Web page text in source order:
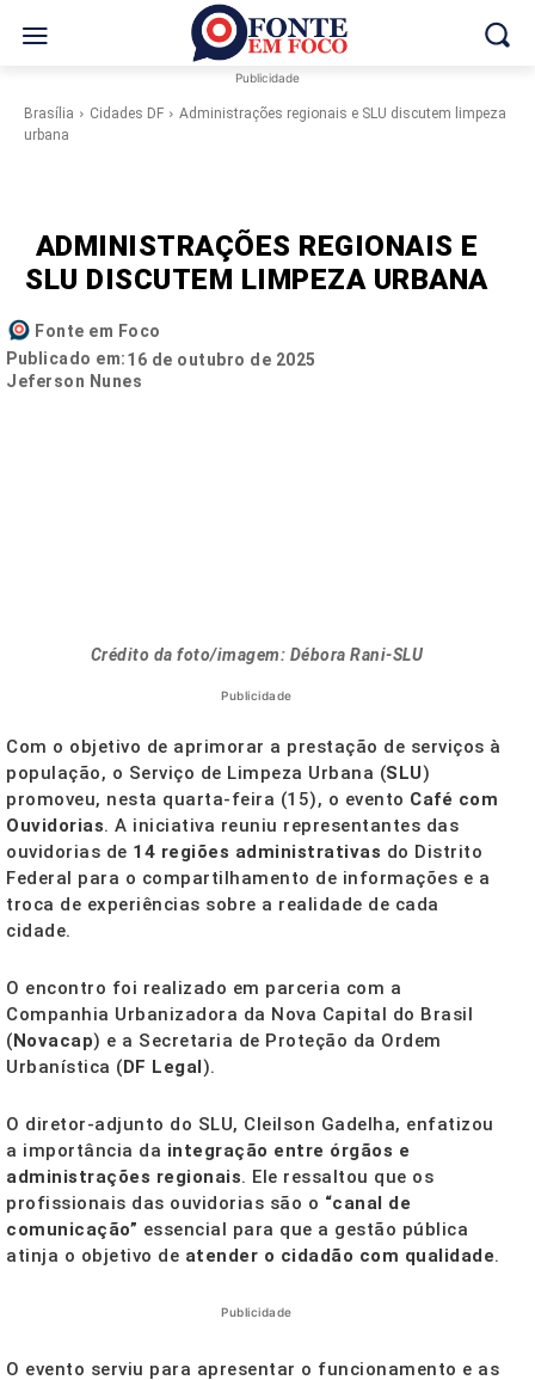
Publicidade
Brasília Cidades DF
Administrações regionais e SLU discutem limpeza
urbana
ADMINISTRAÇÕES REGIONAIS E
SLU DISCUTEM LIMPEZA URBANA
Fonte em Foco
Publicado em:16 de outubro de 2025
Jeferson Nunes
Crédito da foto/imagem: Débora Rani-SLU
Publicidade
Com o objetivo de aprimorar a prestação de serviços à
população, o Serviço de Limpeza Urbana (SLU)
promoveu, nesta quarta-feira (15), o evento Café com
Ouvidorias. A iniciativa reuniu representantes das
ouvidorias de 14 regiões administrativas do Distrito
Federal para o compartilhamento de informações e a
troca de experiências sobre a realidade de cada
cidade.
O encontro foi realizado em parceria com a
Companhia Urbanizadora da Nova Capital do Brasil
(Novacap) e a Secretaria de Proteção da Ordem
Urbanística (DF Legal).
O diretor-adjunto do SLU, Cleilson Gadelha, enfatizou
a importância da integração entre órgãos e
administrações regionais. Ele ressaltou que os
profissionais das ouvidorias são o “canal de
comunicação” essencial para que a gestão pública
atinja o objetivo de atender o cidadão com qualidade.
Publicidade
O evento serviu para apresentar o funcionamento e as